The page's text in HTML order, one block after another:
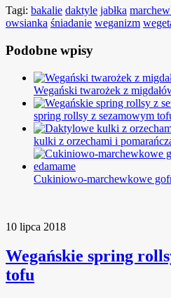
Tagi: bakalie daktyle jabłka
owsianka śniadanie weganizm
Podobne wpisy
Wegański twarożek z
spring rollsy z sezamowym
kulki z orzechami i
Cukiniowo-marchewkowe
10 lipca 2018
Wegańskie spring
tofu